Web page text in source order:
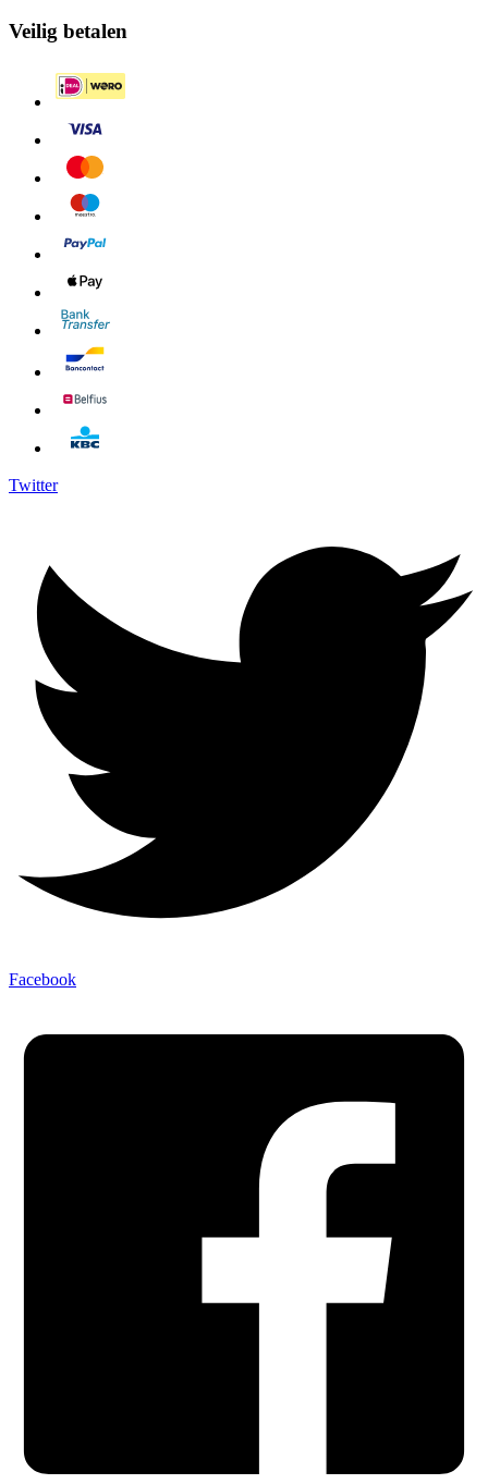
Veilig betalen
Twitter
Facebook